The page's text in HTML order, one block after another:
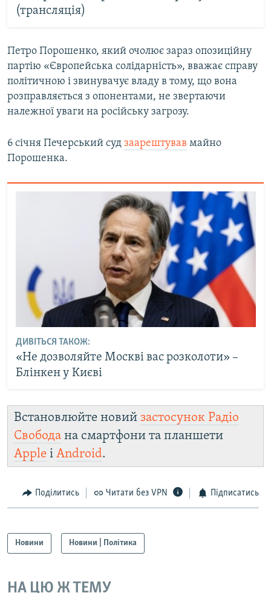
(трансляція)
Петро Порошенко, який очолює зараз опозиційну
партію «Європейська солідарність», вважає справу
політичною і звинувачує владу в тому, що вона
розправляється з опонентами, не звертаючи
належної уваги на російську загрозу.
6 січня Печерський суд заарештував майно
Порошенка.
ДИВІТЬСЯ ТАКОЖ:
«Не дозволяйте Москві вас розколоти» –
Блінкен у Києві
Встановлюйте новий застосунок Радіо
Свобода на смартфони та планшети
Apple і Android.
Поділитись Читати без VPN Підписатись
Новини Новини | Політика
НА ЦЮ Ж ТЕМУ